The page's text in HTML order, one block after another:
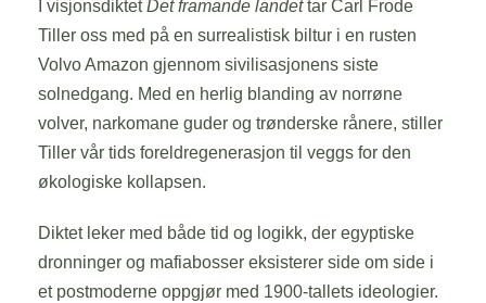
I visjonsdiktetDet framande landettar Carl Frode
Tiller oss med på en surrealistisk biltur i en rusten
Volvo Amazon gjennom sivilisasjonens siste
solnedgang. Med en herlig blanding av norrøne
volver, narkomane guder og trønderske rånere, stiller
Tiller vår tids foreldregenerasjon til veggs for den
økologiske kollapsen.
Diktet leker med både tid og logikk, der egyptiske
dronninger og mafiabosser eksisterer side om side i
et postmoderne oppgjør med 1900-tallets ideologier.